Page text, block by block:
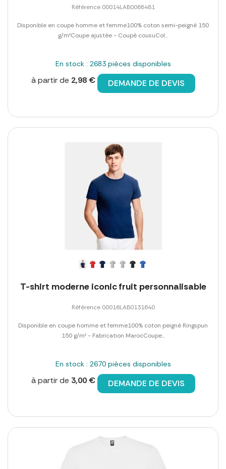
Référence 00014LAB0068481
Disponible en coupe homme et femme100% coton semi-peigné 150
g/m²Coupe ajustée - Coupé cousuCol...
En stock : 2683 pièces disponibles
à partir de 2,98 € DEMANDE DE DEVIS
T-shirt moderne iconic fruit personnalisable
Référence 00016LAB0131640
Disponible en coupe homme et femme100% coton peigné Ringspun
150 g/m² - Fabrication MarocCoupe...
En stock : 2670 pièces disponibles
à partir de 3,00 € DEMANDE DE DEVIS